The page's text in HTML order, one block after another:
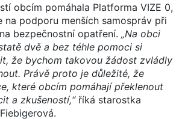
obcím pomáhala Platforma VIZE 0,
na podporu menších samospráv při
bezpečnostní opatření. „Na obci
dvě a bez téhle pomoci si
že bychom takovou žádost zvládly
Právě proto je důležité, že
které obcím pomáhají překlenout
a zkušeností,“říká starostka